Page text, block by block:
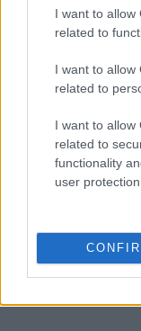
I want to allow
related to
I want to allow
related to
I want to allow
related to
functionality
user protection.
προηγούμενων
στόχο
οφείλουμε να
σοβαρότητα,
Με τη
με απόλυτη
βήμα-βήμα σε
απορριμμάτων
Πηγή: ΑΠΕ-ΜΠΕ